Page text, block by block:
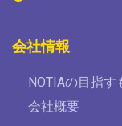
会社情報
NOTIAの目指す
会社概要